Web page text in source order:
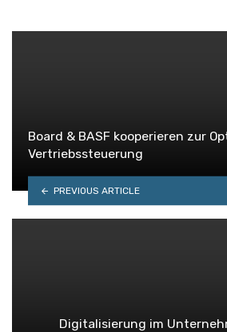
Board & BASF kooperieren zur
Vertriebssteuerung
PREVIOUS ARTICLE
Digitalisierung im